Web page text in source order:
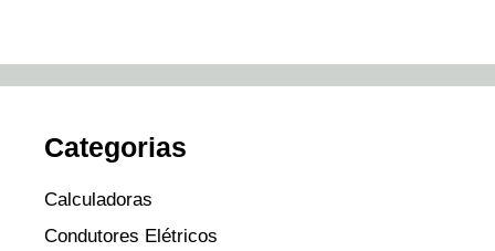
Categorias
Calculadoras
Condutores Elétricos